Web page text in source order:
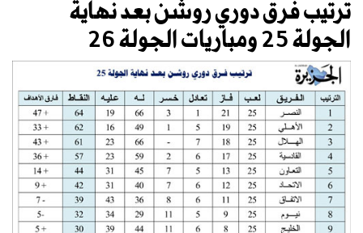
ترتيب فرق دوري روشن بعد نهاية
الجولة 25 ومباريات الجولة 26